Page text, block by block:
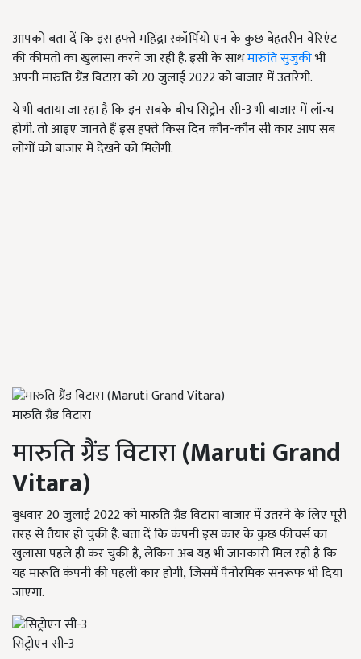
आपको बता दें कि इस हफ्ते महिंद्रा स्कॉर्पियो एन के कुछ बेहतरीन वेरिएंट
की कीमतों का खुलासा करने जा रही है. इसी के साथमारुति सुजुकीभी
अपनी मारुति ग्रैंड विटारा को 20 जुलाई 2022 को बाजार में उतारेगी.
ये भी बताया जा रहा है कि इन सबके बीच सिट्रोन सी-3 भी बाजार में लॉन्च
होगी. तो आइए जानते हैं इस हफ्ते किस दिन कौन-कौन सी कार आप सब
लोगों को बाजार में देखने को मिलेंगी.
मारुति ग्रैंड विटारा
मारुति ग्रैंड विटारा(Maruti Grand
Vitara)
बुधवार 20 जुलाई 2022 को मारुति ग्रैंड विटारा बाजार में उतरने के लिए पूरी
तरह से तैयार हो चुकी है. बता दें कि कंपनी इस कार के कुछ फीचर्स का
खुलासा पहले ही कर चुकी है, लेकिन अब यह भी जानकारी मिल रही है कि
यह मारूति कंपनी की पहली कार होगी, जिसमें पैनोरमिक सनरूफ भी दिया
जाएगा.
सिट्रोएन सी-3